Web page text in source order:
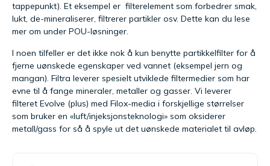
tappepunkt). Et eksempel er filterelement som forbedrer smak,
lukt, de-mineraliserer, filtrerer partikler osv. Dette kan du lese
mer om under POU-løsninger.
I noen tilfeller er det ikke nok å kun benytte partikkelfilter for å
fjerne uønskede egenskaper ved vannet (eksempel jern og
mangan). Filtra leverer spesielt utviklede filtermedier som har
evne til å fange mineraler, metaller og gasser. Vi leverer
filteret Evolve (plus) med Filox-media i forskjellige størrelser
som bruker en «luft/injeksjonsteknologi» som oksiderer
metall/gass for så å spyle ut det uønskede materialet til avløp.